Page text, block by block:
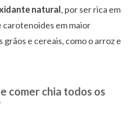
natural, por ser rica em
em maior
e cereais, como o arroz e
comer chia todos os